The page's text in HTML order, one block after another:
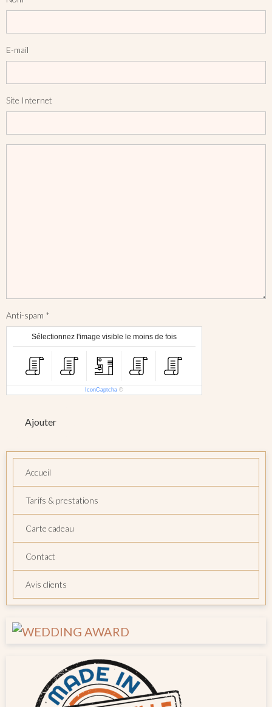
E-mail
Site Internet
Anti-spam
Sélectionnez l'image visible le moins de fois
IconCaptcha ©
Ajouter
Accueil
Tarifs & prestations
Carte cadeau
Contact
Avis clients